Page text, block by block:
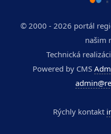
© 2000 - 2026 portál
našim
Technická
Powered by CMS
Rýchly kontakt